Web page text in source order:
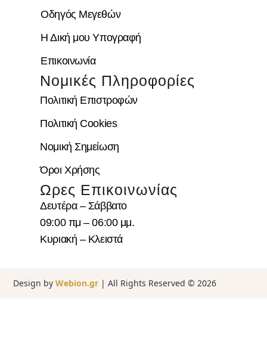
Οδηγός Μεγεθών
Η Δική μου Υπογραφή
Επικοινωνία
Νομικές Πληροφορίες
Πολιτική Επιστροφών
Πολιτική Cookies
Νομική Σημείωση
Όροι Χρήσης
Ωρες Επικοινωνίας
Δευτέρα – Σάββατο
09:00 πμ – 06:00 μμ.
Κυριακή – Κλειστά
Design byWebion.gr | All Rights Reserved © 2026